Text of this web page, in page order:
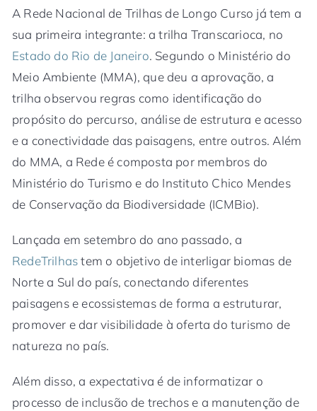
A Rede Nacional de Trilhas de Longo Curso já tem a
sua primeira integrante: a trilha Transcarioca, no
Estado do Rio de Janeiro. Segundo o Ministério do
Meio Ambiente (MMA), que deu a aprovação, a
trilha observou regras como identificação do
propósito do percurso, análise de estrutura e acesso
e a conectividade das paisagens, entre outros. Além
do MMA, a Rede é composta por membros do
Ministério do Turismo e do Instituto Chico Mendes
de Conservação da Biodiversidade (ICMBio).
Lançada em setembro do ano passado, a
RedeTrilhastem o objetivo de interligar biomas de
Norte a Sul do país, conectando diferentes
paisagens e ecossistemas de forma a estruturar,
promover e dar visibilidade à oferta do turismo de
natureza no país.
Além disso, a expectativa é de informatizar o
processo de inclusão de trechos e a manutenção de